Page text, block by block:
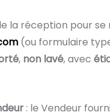
la réception pour
(ou formulaire
, non lavé, avec
: le Vendeur